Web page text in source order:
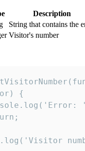
Description
String that contains the
Visitor's number
{